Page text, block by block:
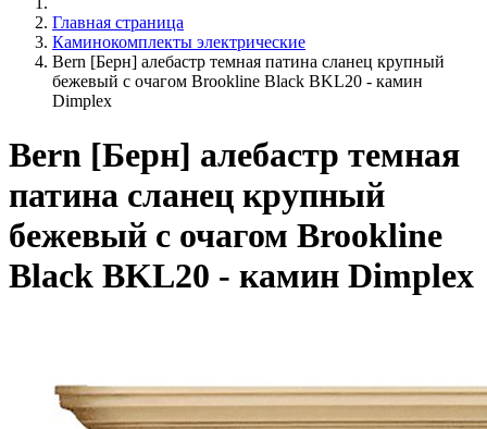
Главная страница
Каминокомплекты электрические
Bern [Берн] алебастр темная патина сланец крупный
бежевый с очагом Brookline Black BKL20 - камин
Dimplex
Bern [Берн] алебастр темная
патина сланец крупный
бежевый с очагом Brookline
Black BKL20 - камин Dimplex